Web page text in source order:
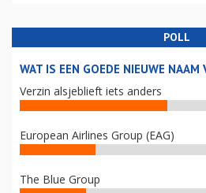
POLL
WAT IS EEN GOEDE NIEUWE NAAM
Verzin alsjeblieft iets anders
European Airlines Group (EAG)
The Blue Group